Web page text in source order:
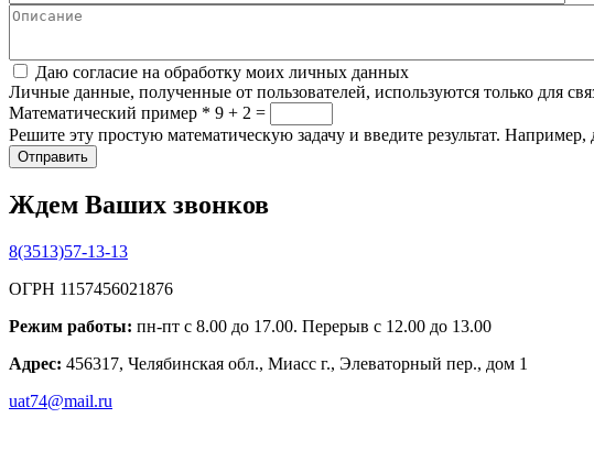
Описание
Соглашение*
Даю согласие на обработку моих личных данных
Личные данные, полученные от пользователей, используются только для
Математический пример * 9 + 2 =
Решите эту простую математическую задачу и введите результат. Например,
Ждем Ваших звонков
8(3513)57-13-13
ОГРН 1157456021876
Режим работы: пн-пт с 8.00 до 17.00. Перерыв с 12.00 до 13.00
Адрес: 456317, Челябинская обл., Миасс г., Элеваторный пер., дом 1
uat74@mail.ru